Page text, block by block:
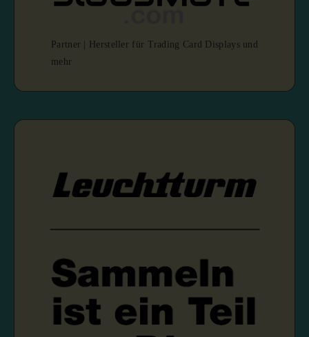
Partner | Hersteller für Trading Card Displays und
mehr